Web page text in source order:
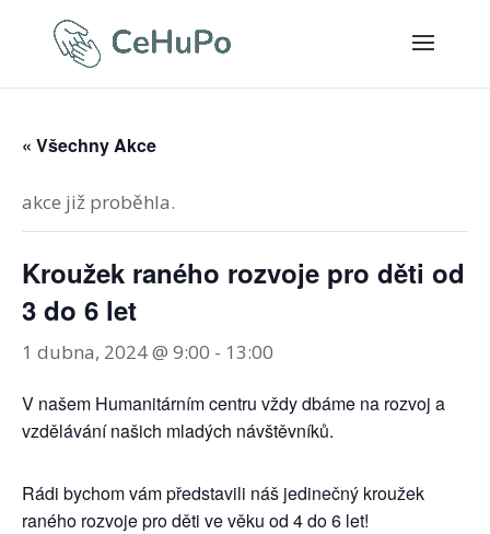
« Všechny Akce
akce již proběhla.
Kroužek raného rozvoje pro děti od
3 do 6 let
1 dubna, 2024 @ 9:00 - 13:00
V našem Humanitárním centru vždy dbáme na rozvoj a
vzdělávání našich mladých návštěvníků.
Rádi bychom vám představili náš jedinečný kroužek
raného rozvoje pro děti ve věku od 4 do 6 let!